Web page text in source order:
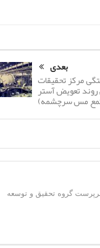
بعدی
مرکز تحقیقات
تعویض آستر
مس سرچشمه)
داخلی مرکز تحقیقات - سرپرست گروه تحقیق و توسعه